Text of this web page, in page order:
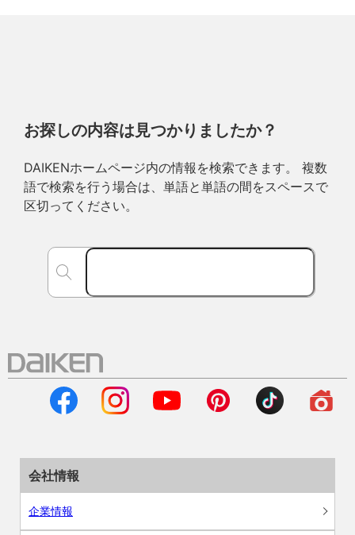
お探しの内容は見つかりましたか？
DAIKENホームページ内の情報を検索できます。 複数
語で検索を行う場合は、単語と単語の間をスペースで
区切ってください。
会社情報
企業情報